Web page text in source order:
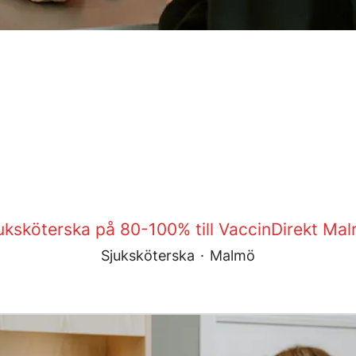
på 80-100% till VaccinDirekt
Sjuksköterska · Malmö